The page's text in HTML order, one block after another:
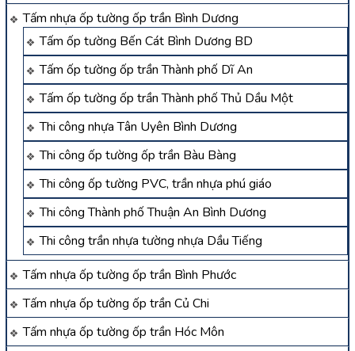
Tấm nhựa ốp tường ốp trần Bình Dương
Tấm ốp tường Bến Cát Bình Dương BD
Tấm ốp tường ốp trần Thành phố Dĩ An
Tấm ốp tường ốp trần Thành phố Thủ Dầu Một
Thi công nhựa Tân Uyên Bình Dương
Thi công ốp tường ốp trần Bàu Bàng
Thi công ốp tường PVC, trần nhựa phú giáo
Thi công Thành phố Thuận An Bình Dương
Thi công trần nhựa tường nhựa Dầu Tiếng
Tấm nhựa ốp tường ốp trần Bình Phước
Tấm nhựa ốp tường ốp trần Củ Chi
Tấm nhựa ốp tường ốp trần Hóc Môn